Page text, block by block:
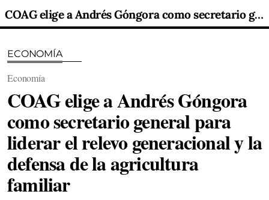
COAG elige a Andrés Góngora como secretario general para liderar el relevo generacional y la defensa de la agricultura familiar
ECONOMÍA
Economía
COAG elige a Andrés Góngora
como secretario general para
liderar el relevo generacional y la
defensa de la agricultura
familiar